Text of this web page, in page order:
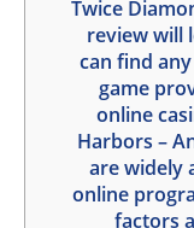
Twice
review will
can find
game
online
Harbors –
are widely
online
factors